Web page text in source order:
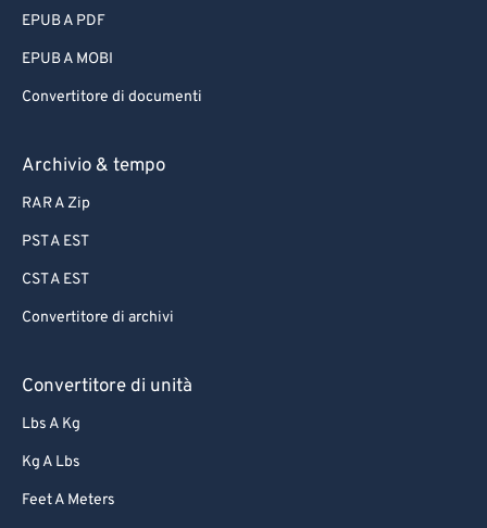
EPUB A PDF
EPUB A MOBI
Convertitore di documenti
Archivio & tempo
RAR A Zip
PST A EST
CST A EST
Convertitore di archivi
Convertitore di unità
Lbs A Kg
Kg A Lbs
Feet A Meters